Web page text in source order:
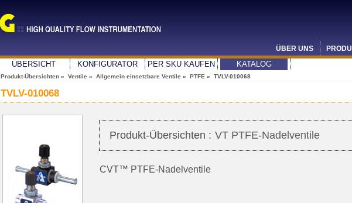
ÜBER UNS
ÜBERSICHT KONFIGURATOR PER SKU KAUFEN KATALOG
Produkt-Übersichten » Ventile » Allgemein einsetzbare Ventile » PTFE » TVLV-010068
TVLV-010068
Produkt-Übersichten : VT PTFE-Nadelventile
CVT™ PTFE-Nadelventile